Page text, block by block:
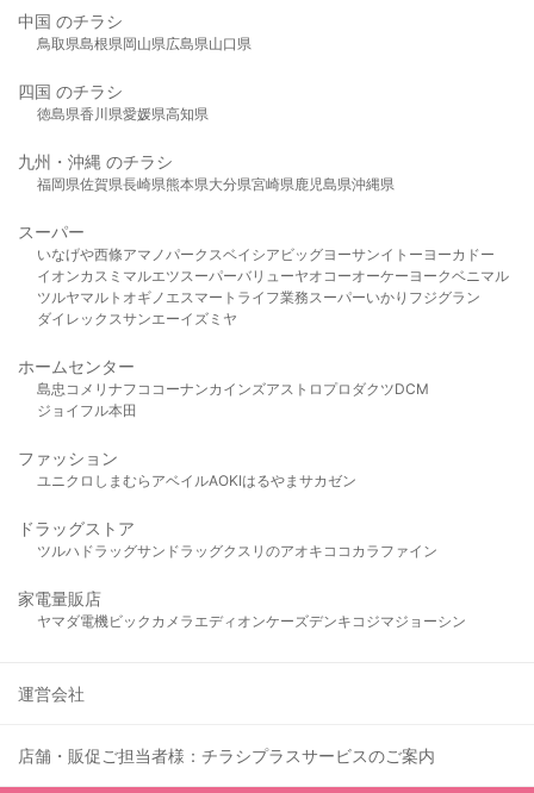
中国 のチラシ
鳥取県島根県岡山県広島県山口県
四国 のチラシ
徳島県香川県愛媛県高知県
九州・沖縄 のチラシ
福岡県佐賀県長崎県熊本県大分県宮崎県 鹿児島県沖縄県
スーパー
いなげや西條アマノパークスベイシア ビッグヨーサンイトーヨーカドー
イオンカスミ マルエツ スーパーバリューヤオコーオーケー ヨークベニマル
ツルヤマルト オギノ エスマート ライフ業務スーパーいかり フジグラン
ダイレックスサンエーイズミヤ
ホームセンター
島忠 コメリ ナフコ コーナンカインズアストロプロダクツDCM
ジョイフル本田
ファッション
ユニクロ しまむら アベイルAOKIはるやま サカゼン
ドラッグストア
ツルハドラッグサンドラッグクスリのアオキ ココカラファイン
家電量販店
ヤマダ電機ビックカメラ エディオンケーズデンキ コジマジョーシン
運営会社
店舗・販促ご担当者様：チラシプラスサービスのご案内